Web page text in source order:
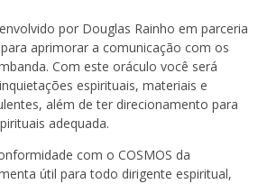
por Douglas Rainho em parceria
aprimorar a comunicação com os
Com este oráculo você será
espirituais, materiais e
além de ter direcionamento para
adequada.
com o COSMOS da
útil para todo dirigente espiritual,